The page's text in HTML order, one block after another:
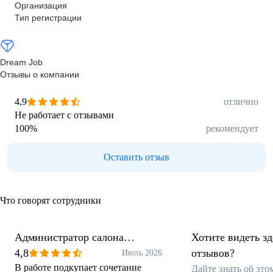
Организация
Тип регистрации
Dream Job
Отзывы о компании
4,9
отлично
Не работает с отзывами
100% рекомендует
Оставить отзыв
Что говорят сотрудники
Администратор салона
красоты
4,8 Июль 2026
В работе подкупает сочетание
Хотите видеть
отзывов?
Дайте знать об